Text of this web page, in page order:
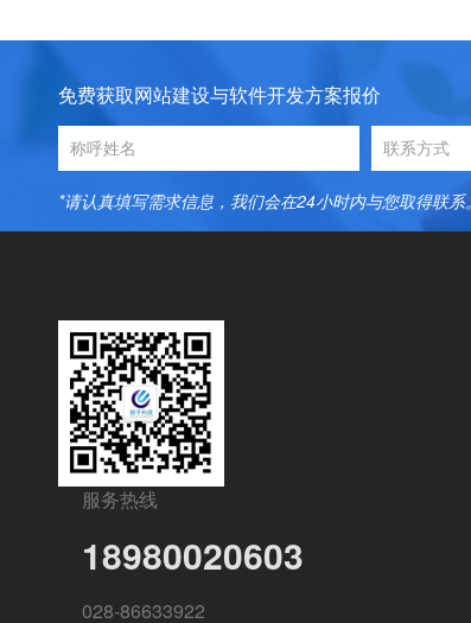
免费获取网站建设与软件开发方案报价
*请认真填写需求信息，我们会在24小时内与您取得联系。
服务热线
18980020603
028-86633922